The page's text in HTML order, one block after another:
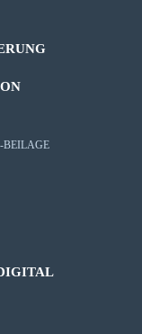
BEILAGE